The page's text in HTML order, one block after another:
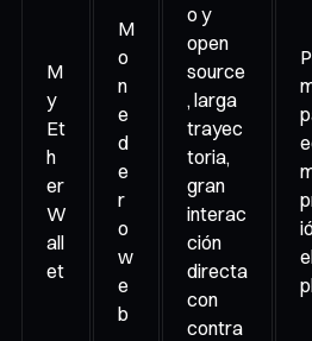
M
y
Et
h
er
W
all
et
M
o
n
e
d
e
r
o
w
e
b
o y
open
source
, larga
trayec
toria,
gran
interac
ción
directa
con
contra